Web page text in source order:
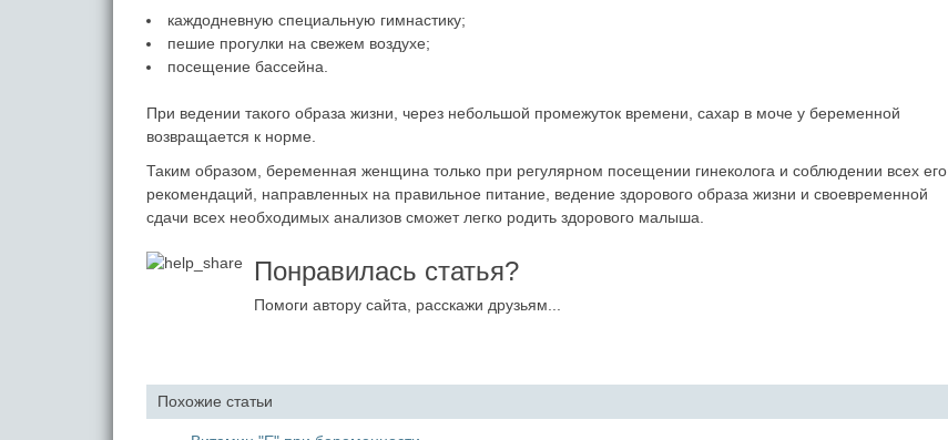
каждодневную специальную гимнастику;
пешие прогулки на свежем воздухе;
посещение бассейна.
При ведении такого образа жизни, через небольшой промежуток времени, сахар в моче у беременной
возвращается к норме.
Таким образом, беременная женщина только при регулярном посещении гинеколога и соблюдении всех его
рекомендаций, направленных на правильное питание, ведение здорового образа жизни и своевременной
сдачи всех необходимых анализов сможет легко родить здорового малыша.
Понравилась статья?
Помоги автору сайта, расскажи друзьям...
Похожие статьи